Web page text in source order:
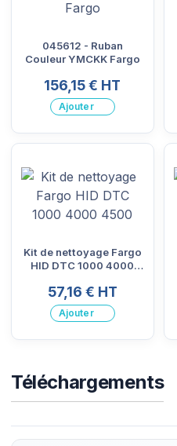
045612 - Ruban
Couleur YMCKK Fargo
156,15 € HT
Ajouter
Kit de nettoyage Fargo
HID DTC 1000 4000
57,16 € HT
Ajouter
Téléchargements